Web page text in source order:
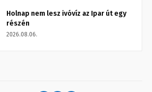
Holnap nem lesz ivóvíz az Ipar út egy
részén
2026.08.06.